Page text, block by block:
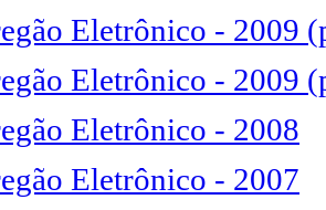
Eletrônico - 2009
Eletrônico - 2009
Eletrônico - 2008
Eletrônico - 2007